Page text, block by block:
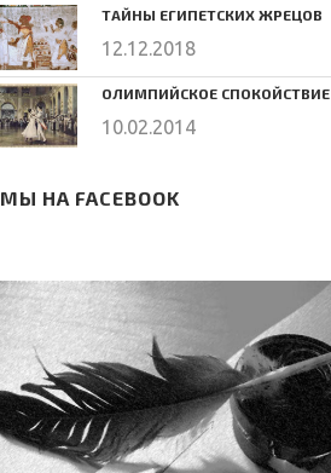
ТАЙНЫ ЕГИПЕТСКИХ ЖРЕЦОВ
12.12.2018
ОЛИМПИЙСКОЕ СПОКОЙСТВИЕ
10.02.2014
МЫ НА FACEBOOK